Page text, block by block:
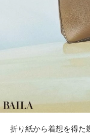
折り紙から着想を得た